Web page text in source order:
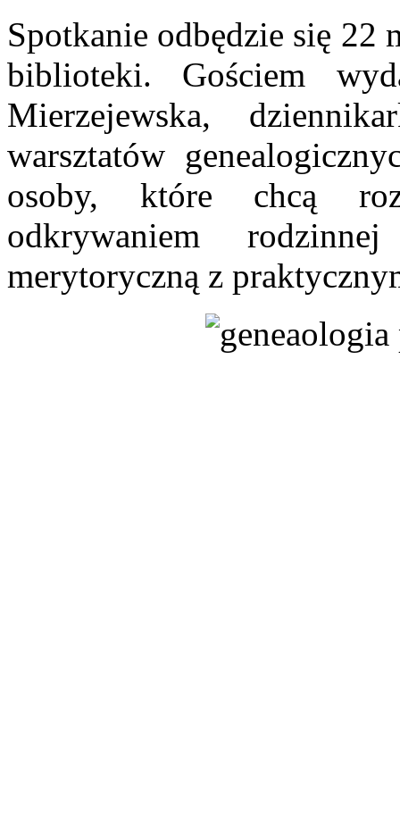
Spotkanie odbędzie się 22
biblioteki. Gościem
Mierzejewska,
warsztatów
osoby, które chcą
odkrywaniem
merytoryczną z